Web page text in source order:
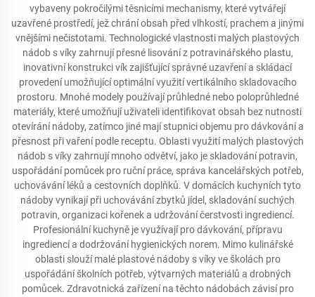
vybaveny pokročilými těsnicími mechanismy, které vytvářejí
uzavřené prostředí, jež chrání obsah před vlhkostí, prachem a jinými
vnějšími nečistotami. Technologické vlastnosti malých plastových
nádob s víky zahrnují přesné lisování z potravinářského plastu,
inovativní konstrukci vík zajišťující správné uzavření a skládací
provedení umožňující optimální využití vertikálního skladovacího
prostoru. Mnohé modely používají průhledné nebo poloprůhledné
materiály, které umožňují uživateli identifikovat obsah bez nutnosti
otevírání nádoby, zatímco jiné mají stupnici objemu pro dávkování a
přesnost při vaření podle receptu. Oblasti využití malých plastových
nádob s víky zahrnují mnoho odvětví, jako je skladování potravin,
uspořádání pomůcek pro ruční práce, správa kancelářských potřeb,
uchovávání léků a cestovních doplňků. V domácích kuchyních tyto
nádoby vynikají při uchovávání zbytků jídel, skladování suchých
potravin, organizaci kořenek a udržování čerstvosti ingrediencí.
Profesionální kuchyně je využívají pro dávkování, přípravu
ingrediencí a dodržování hygienických norem. Mimo kulinářské
oblasti slouží malé plastové nádoby s víky ve školách pro
uspořádání školních potřeb, výtvarných materiálů a drobných
pomůcek. Zdravotnická zařízení na těchto nádobách závisí pro